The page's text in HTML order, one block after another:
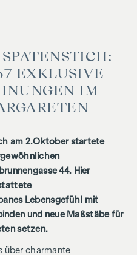
EXKLUSIVE
IM
am 2.Oktober startete
44. Hier
Lebensgefühl mit
und neue Maßstäbe für
setzen.
über charmante